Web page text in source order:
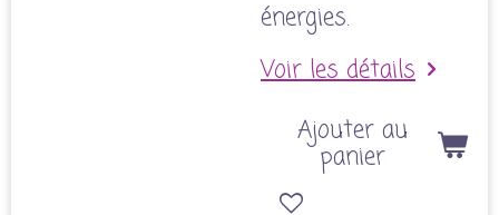
énergies.
Voir les détails
Ajouter au
panier